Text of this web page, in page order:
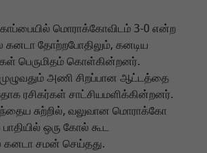
மொராக்கோவிடம் 3-0 என்ற
தோற்றபோதிலும், கனடிய
பெருமிதம் கொள்கின்றனர்.
அணி சிறப்பான ஆட்டத்தை
ரசிகர்கள் சாட்சியமளிக்கின்றனர்.
சுற்றில், வலுவான மொராக்கோ
ஒரு கோல் கூட
கனடா சமன் செய்தது.